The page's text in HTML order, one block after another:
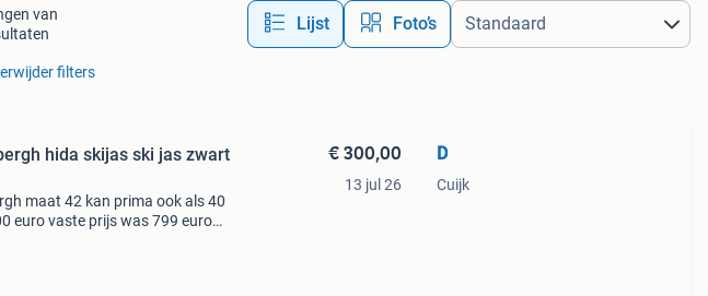
van
Lijst Foto’s
filters
hida skijas ski jas zwart
maat 42 kan prima ook als 40
euro vaste prijs was 799 euro
€ 300,00
13 jul 26
D
Cuijk